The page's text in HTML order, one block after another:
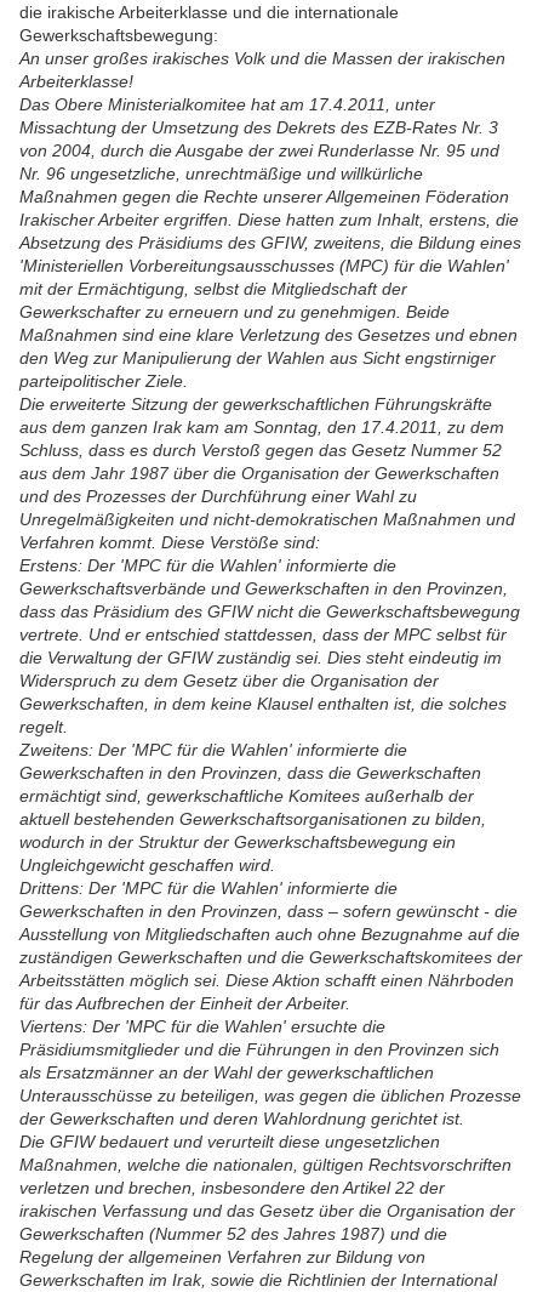
die irakische Arbeiterklasse und die internationale
Gewerkschaftsbewegung:
An unser großes irakisches Volk und die Massen der irakischen
Arbeiterklasse!
Das Obere Ministerialkomitee hat am 17.4.2011, unter
Missachtung der Umsetzung des Dekrets des EZB-Rates Nr. 3
von 2004, durch die Ausgabe der zwei Runderlasse Nr. 95 und
Nr. 96 ungesetzliche, unrechtmäßige und willkürliche
Maßnahmen gegen die Rechte unserer Allgemeinen Föderation
Irakischer Arbeiter ergriffen. Diese hatten zum Inhalt, erstens, die
Absetzung des Präsidiums des GFIW, zweitens, die Bildung eines
'Ministeriellen Vorbereitungsausschusses (MPC) für die Wahlen'
mit der Ermächtigung, selbst die Mitgliedschaft der
Gewerkschafter zu erneuern und zu genehmigen. Beide
Maßnahmen sind eine klare Verletzung des Gesetzes und ebnen
den Weg zur Manipulierung der Wahlen aus Sicht engstirniger
parteipolitischer Ziele.
Die erweiterte Sitzung der gewerkschaftlichen Führungskräfte
aus dem ganzen Irak kam am Sonntag, den 17.4.2011, zu dem
Schluss, dass es durch Verstoß gegen das Gesetz Nummer 52
aus dem Jahr 1987 über die Organisation der Gewerkschaften
und des Prozesses der Durchführung einer Wahl zu
Unregelmäßigkeiten und nicht-demokratischen Maßnahmen und
Verfahren kommt. Diese Verstöße sind:
Erstens: Der 'MPC für die Wahlen' informierte die
Gewerkschaftsverbände und Gewerkschaften in den Provinzen,
dass das Präsidium des GFIW nicht die Gewerkschaftsbewegung
vertrete. Und er entschied stattdessen, dass der MPC selbst für
die Verwaltung der GFIW zuständig sei. Dies steht eindeutig im
Widerspruch zu dem Gesetz über die Organisation der
Gewerkschaften, in dem keine Klausel enthalten ist, die solches
regelt.
Zweitens: Der 'MPC für die Wahlen' informierte die
Gewerkschaften in den Provinzen, dass die Gewerkschaften
ermächtigt sind, gewerkschaftliche Komitees außerhalb der
aktuell bestehenden Gewerkschaftsorganisationen zu bilden,
wodurch in der Struktur der Gewerkschaftsbewegung ein
Ungleichgewicht geschaffen wird.
Drittens: Der 'MPC für die Wahlen' informierte die
Gewerkschaften in den Provinzen, dass – sofern gewünscht - die
Ausstellung von Mitgliedschaften auch ohne Bezugnahme auf die
zuständigen Gewerkschaften und die Gewerkschaftskomitees der
Arbeitsstätten möglich sei. Diese Aktion schafft einen Nährboden
für das Aufbrechen der Einheit der Arbeiter.
Viertens: Der 'MPC für die Wahlen' ersuchte die
Präsidiumsmitglieder und die Führungen in den Provinzen sich
als Ersatzmänner an der Wahl der gewerkschaftlichen
Unterausschüsse zu beteiligen, was gegen die üblichen Prozesse
der Gewerkschaften und deren Wahlordnung gerichtet ist.
Die GFIW bedauert und verurteilt diese ungesetzlichen
Maßnahmen, welche die nationalen, gültigen Rechtsvorschriften
verletzen und brechen, insbesondere den Artikel 22 der
irakischen Verfassung und das Gesetz über die Organisation der
Gewerkschaften (Nummer 52 des Jahres 1987) und die
Regelung der allgemeinen Verfahren zur Bildung von
Gewerkschaften im Irak, sowie die Richtlinien der International